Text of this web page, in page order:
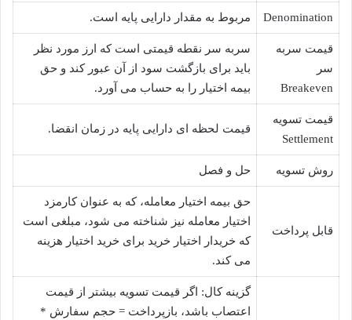
Denomination مربوط به مقدار دارایی پایه است.
قیمت سربه
سر
Breakeven
سربه سر نقطه قیمتی است که ارز مورد نظر
باید برای بازگشت سود از آن عبور کند و حق
بیمه اختیار را به حساب می آورد.
قیمت تسویه
Settlement
قیمت لحظه ای دارایی پایه در زمان انقضا.
روش تسویه حل و فصل
قابل پرداخت
حق بیمه اختیار معامله، که به عنوان کارمزد
اختیار معامله نیز شناخته می شود، مبلغی است
که خریدار اختیار خرید برای خرید اختیار هزینه
می کند.
گزینه کال: اگر قیمت تسویه بیشتر از قیمت
اعتصاب باشد، بازپرداخت = حجم سفارش *